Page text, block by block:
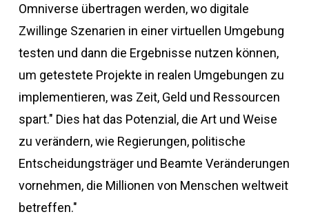
Omniverse übertragen werden, wo digitale
Zwillinge Szenarien in einer virtuellen Umgebung
testen und dann die Ergebnisse nutzen können,
um getestete Projekte in realen Umgebungen zu
implementieren, was Zeit, Geld und Ressourcen
spart." Dies hat das Potenzial, die Art und Weise
zu verändern, wie Regierungen, politische
Entscheidungsträger und Beamte Veränderungen
vornehmen, die Millionen von Menschen weltweit
betreffen."